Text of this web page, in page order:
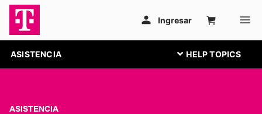
ASISTENCIA
ASISTENCIA